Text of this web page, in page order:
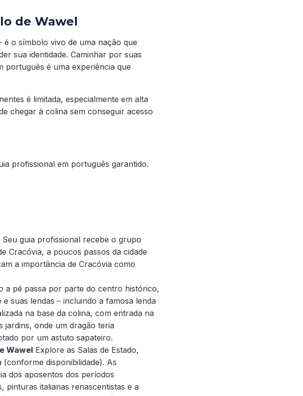
de Wawel
é o símbolo vivo de uma nação que
sua identidade. Caminhar por suas
português é uma experiência que
é limitada, especialmente em alta
chegar à colina sem conseguir acesso
profissional em português garantido.
Seu guia profissional recebe o grupo
Cracóvia, a poucos passos da cidade
a importância de Cracóvia como
a pé passa por parte do centro histórico,
suas lendas – incluindo a famosa lenda
na base da colina, com entrada na
jardins, onde um dragão teria
por um astuto sapateiro.
Wawel Explore as Salas de Estado,
disponibilidade). As
dos aposentos dos períodos
pinturas italianas renascentistas e a